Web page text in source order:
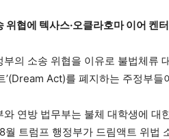
협에 텍사스·오클라호마 이어 켄터
부의 소송 위협을 이유로 불법체류
’(Dream Act)를 폐지하는 주정부들
와 연방 법무부는 불체 대학생에
월 트럼프 행정부가 드림액트 위법